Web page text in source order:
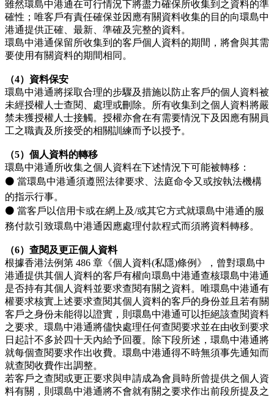
雖然環島中港通在可行情況下將盡力確保所收集到之資料的準
確性；唯客戶有責任確保並因應有關資料收集的目的向環島中
港通提供正確、最新、準確及完整的資料。
環島中港通保留所收集到的客戶個人資料的期間，將會與其需
要使用有關資料的期間相同。
（4）資料保安
環島中港通將採取合理的步驟及措施以防止客戶的個人資料被
未經授權人士查閱、處理或刪除。所有收集到之個人資料將嚴
禁未獲授權人士接觸。授權亦會在有需要情況下及因應有關員
工之職責及所接受的相關訓練而予以授予。
（5）個人資料的轉移
環島中港通所收集之個人資料在下述情況下可能被轉移：
⚫ 當環島中港通須遵照法律要求、法庭命令又或按執法機構
的指示行事。
⚫ 當客戶以信用卡或在網上及/或其它方式就環島中港通的服
務付款引致環島中港通因應處理付款程式而須將資料轉移。
（6）查閱及更正個人資料
根據香港法例第 486 章《個人資料(私隱)條例》，曾對環島中
港通提供其個人資料的客戶有權向環島中港通查核環島中港通
是否持有其個人資料並要求查閱有關之資料。唯環島中港通有
權要求核實上述要求查閱其個人資料的客戶的身份並且若有關
客戶之身份未能得以證實，則環島中港通可以拒絕該查閱資料
之要求。環島中港通將儘快處理任何查閱要求並在由收到要求
日起計不多於四十天內給予回覆。除下段所述，環島中港通將
就每個查閱要求作出收費。環島中港通得不時無須事先通知而
就查閱收費作出調整。
若客戶之查閱或更正要求與申請成為會員時所曾提供之個人資
料有關，則環島中港通將不會就有關之要求作出前段所提及之